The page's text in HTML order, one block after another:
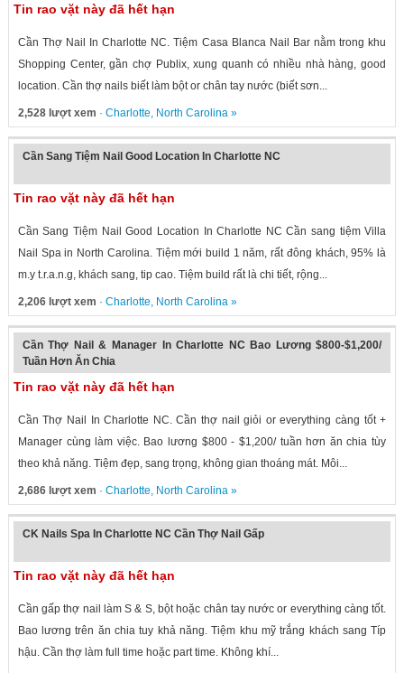
Tin rao vặt này đã hết hạn
Cần Thợ Nail In Charlotte NC. Tiệm Casa Blanca Nail Bar nằm trong khu
Shopping Center, gần chợ Publix, xung quanh có nhiều nhà hàng, good
location. Cần thợ nails biết làm bột or chân tay nước (biết sơn...
2,528 lượt xem · Charlotte, North Carolina»
Cần Sang Tiệm Nail Good Location In Charlotte NC
Tin rao vặt này đã hết hạn
Cần Sang Tiệm Nail Good Location In Charlotte NC Cần sang tiệm Villa
Nail Spa in North Carolina. Tiệm mới build 1 năm, rất đông khách, 95% là
m.y t.r.a.n.g, khách sang, tip cao. Tiệm build rất là chi tiết, rộng...
2,206 lượt xem · Charlotte, North Carolina»
Cần Thợ Nail & Manager In Charlotte NC Bao Lương $800-$1,200/
Tuần Hơn Ăn Chia
Tin rao vặt này đã hết hạn
Cần Thợ Nail In Charlotte NC. Cần thợ nail giỏi or everything càng tốt +
Manager cùng làm việc. Bao lương $800 - $1,200/ tuần hơn ăn chia tùy
theo khả năng. Tiệm đẹp, sang trọng, không gian thoáng mát. Môi...
2,686 lượt xem · Charlotte, North Carolina»
CK Nails Spa In Charlotte NC Cần Thợ Nail Gấp
Tin rao vặt này đã hết hạn
Cần gấp thợ nail làm S & S, bột hoặc chân tay nước or everything càng tốt.
Bao lương trên ăn chia tuy khả năng. Tiệm khu mỹ trắng khách sang Típ
hậu. Cần thợ làm full time hoặc part time. Không khí...